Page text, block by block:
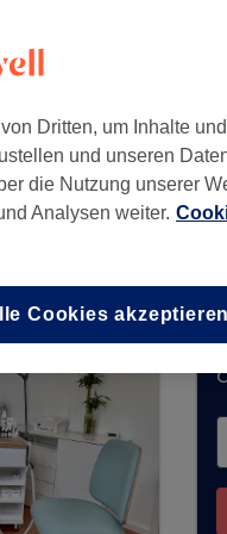
Nutzen Sie
Dritten, um Inhalte
und unseren
die Nutzung unserer
Analysen weiter.
Cookies